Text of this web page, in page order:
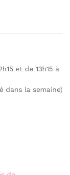
et de 13h15 à
dans la semaine)